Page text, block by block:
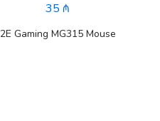
35 ₼
2E Gaming MG315 Mouse